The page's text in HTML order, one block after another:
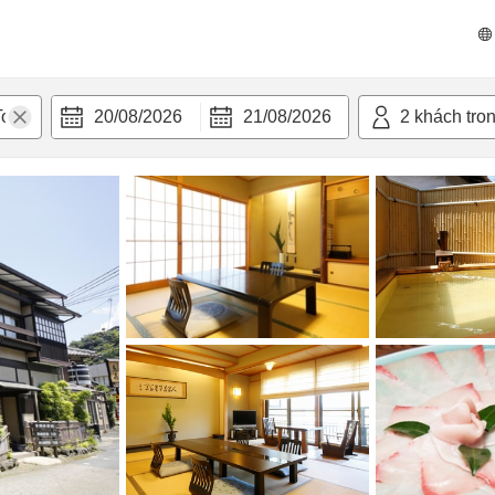
20/08/2026 21/08/2026 2 khách
nghi